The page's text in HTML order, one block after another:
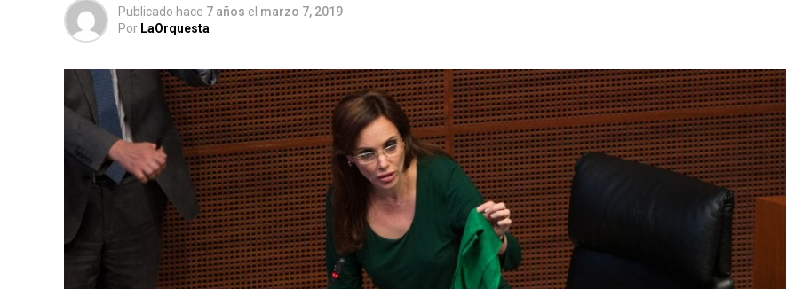
Publicado hace 7 años el marzo 7, 2019
Por LaOrquesta